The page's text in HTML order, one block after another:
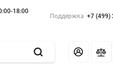
18:00
Поддержка +7 (499)